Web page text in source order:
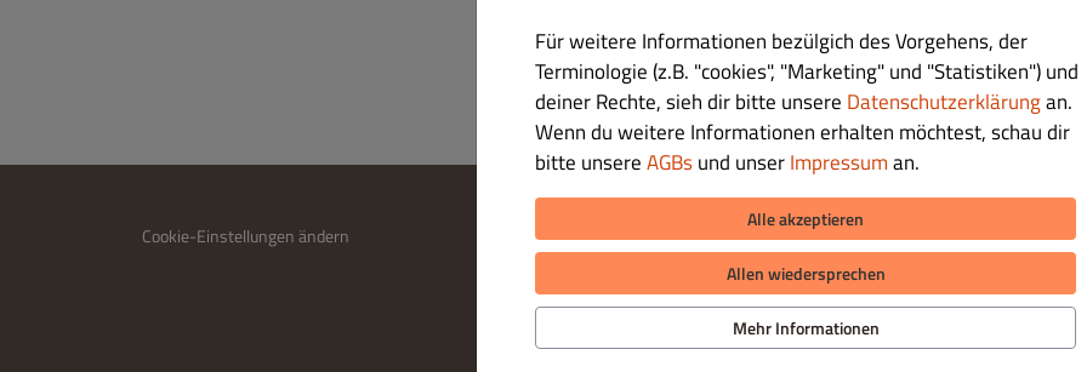
Cookie-Einstellungen ändern
Datenschutzerklärung
Allgemeine Geschäftsbedingungen
Impressum
LIEFERUNG ZAHLUNGSARTEN
ZAHLUNGSARTEN BEI ABHOLUNG
Für weitere Informationen bezülgich des Vorgehens, der
Terminologie (z.B. "cookies", "Marketing" und "Statistiken") und
deiner Rechte, sieh dir bitte unsere Datenschutzerklärungan.
Wenn du weitere Informationen erhalten möchtest, schau dir
bitte unsereAGBsund unserImpressuman.
Alle akzeptieren
Allen wiedersprechen
Mehr Informationen